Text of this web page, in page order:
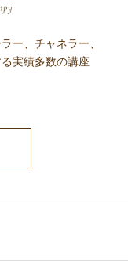
ー、チャネラー、
実績多数の講座